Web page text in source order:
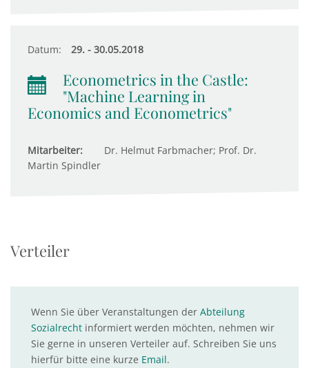
Datum: 29. - 30.05.2018
Econometrics in the Castle:
"Machine Learning in
Economics and Econometrics"
Mitarbeiter:
Dr. Helmut Farbmacher; Prof. Dr.
Martin Spindler
Verteiler
Wenn Sie über Veranstaltungen der Abteilung
Sozialrecht informiert werden möchten, nehmen wir
Sie gerne in unseren Verteiler auf. Schreiben Sie uns
hierfür bitte eine kurze Email.